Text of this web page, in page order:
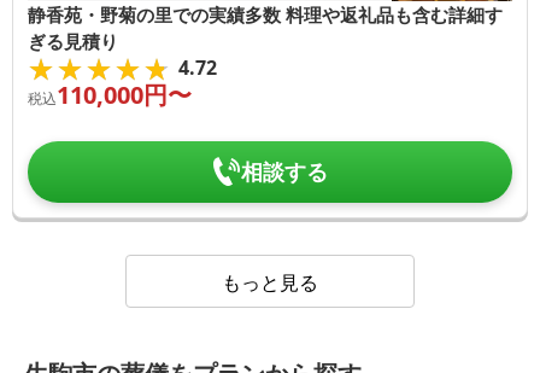
静香苑・野菊の里での実績多数 料理や返礼品も含む詳細す
ぎる見積り
★★★★★
★★★★★ 4.72
税込110,000円〜
相談する
もっと見る